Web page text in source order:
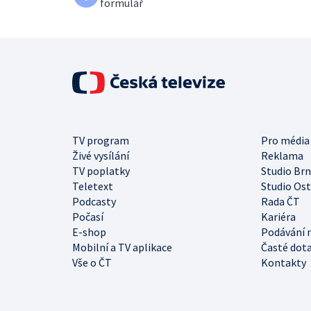
formulář
TV program
Pro média
Živé vysílání
Reklama
TV poplatky
Studio
Teletext
Studio
Podcasty
Rada ČT
Počasí
Kariéra
E-shop
Podávání
Mobilní a TV aplikace
Časté
Vše o ČT
Kontakty